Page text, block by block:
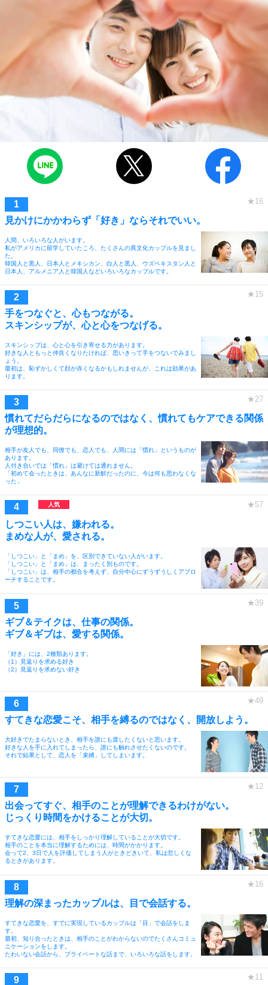
見かけにかかわらず「好き」ならそれでいい。
人間、いろいろな人がいます。
私がアメリカに留学していたころ、たくさんの異文化カップルを見まし
た。
韓国人と黒人、日本人とメキシカン、白人と黒人、ウズベキスタン人と
日本人、アルメニア人と韓国人などいろいろなカップルです。
手をつなぐと、心もつながる。
スキンシップが、心と心をつなげる。
スキンシップは、心と心を引き寄せる力があります。
好きな人ともっと仲良くなりたければ、思いきって手をつないでみまし
ょう。
最初は、恥ずかしくて顔が赤くなるかもしれませんが、これは効果があ
ります。
慣れてだらだらになるのではなく、慣れてもケアできる関係
が理想的。
相手が友人でも、同僚でも、恋人でも、人間には「慣れ」というものが
あります。
人付き合いでは「慣れ」は避けては通れません。
「初めて会ったときは、あんなに新鮮だったのに、今は何も思わなくな
った」
しつこい人は、嫌われる。
まめな人が、愛される。
「しつこい」と「まめ」を、区別できていない人がいます。
「しつこい」と「まめ」は、まったく別ものです。
「しつこい」は、相手の都合を考えず、自分中心にずうずうしくアプロ
ーチすることです。
ギブ＆テイクは、仕事の関係。
ギブ＆ギブは、愛する関係。
「好き」には、2種類あります。
（1）見返りを求める好き
（2）見返りを求めない好き
すてきな恋愛こそ、相手を縛るのではなく、開放しよう。
大好きでたまらないとき、相手を誰にも渡したくないと思います。
好きな人を手に入れてしまったら、誰にも触れさせたくないのです。
それで結果として、恋人を「束縛」してしまいます。
出会ってすぐ、相手のことが理解できるわけがない。
じっくり時間をかけることが大切。
すてきな恋愛には、相手をしっかり理解していることが大切です。
相手のことを本当に理解するためには、時間がかかります。
会って2、3日で人を評価してしまう人がときどきいて、私は悲しくな
るときがあります。
理解の深まったカップルは、目で会話する。
すてきな恋愛を、すでに実現しているカップルは「目」で会話をしま
す。
最初、知り合ったときは、相手のことがわからないのでたくさんコミュ
ニケーションをします。
たわいない会話から、プライベートな話まで、いろいろな話をします。